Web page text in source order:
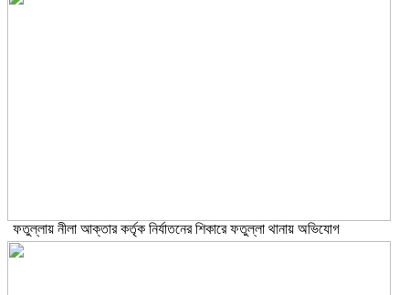
ফতুল্লায় নীলা আক্তার কর্তৃক নির্যাতনের শিকারে ফতুল্লা থানায় অভিযোগ